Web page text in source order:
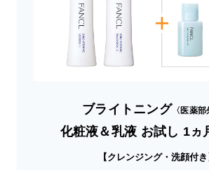
ブライトニング 〈医薬部
化粧液＆乳液 お試し 1ヵ
【クレンジング・洗顔付き